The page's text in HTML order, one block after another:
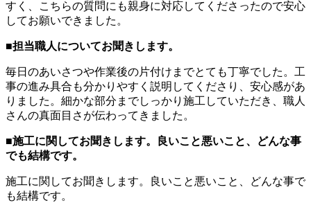
すく、こちらの質問にも親身に対応してくださったので安心
してお願いできました。
■担当職人についてお聞きします。
毎日のあいさつや作業後の片付けまでとても丁寧でした。工
事の進み具合も分かりやすく説明してくださり、安心感があ
りました。細かな部分までしっかり施工していただき、職人
さんの真面目さが伝わってきました。
■施工に関してお聞きします。良いこと悪いこと、どんな事
でも結構です。
施工に関してお聞きします。良いこと悪いこと、どんな事で
も結構です。